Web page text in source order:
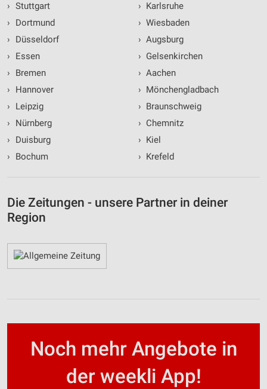
› Stuttgart
›
Dortmund
›
Düsseldorf
›
Essen
›
Bremen
›
Hannover
›
Leipzig
›
Nürnberg
›
Duisburg
›
Bochum
› Karlsruhe
› Wiesbaden
› Augsburg
› Gelsenkirchen
› Aachen
› Mönchengladbach
› Braunschweig
› Chemnitz
› Kiel
› Krefeld
Die Zeitungen - unsere Partner in deiner
Region
Noch mehr Angebote in
der weekli App!